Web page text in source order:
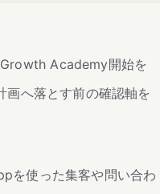
Academy開始を
画へ落とす前の確認軸を
を使った集客や問い合わ